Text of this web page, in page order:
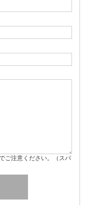
ご注意ください。（スパ